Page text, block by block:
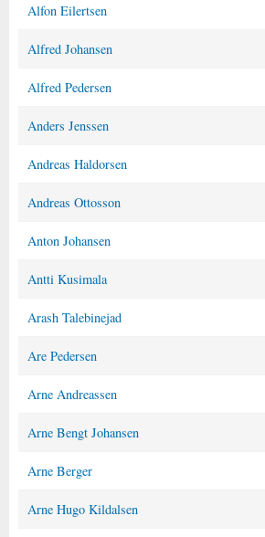
Alfon Eilertsen
Alfred Johansen
Alfred Pedersen
Anders Jenssen
Andreas Haldorsen
Andreas Ottosson
Anton Johansen
Antti Kusimala
Arash Talebinejad
Are Pedersen
Arne Andreassen
Arne Bengt Johansen
Arne Berger
Arne Hugo Kildalsen